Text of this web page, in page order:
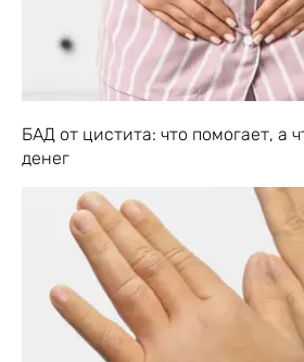
БАД от цистита: что помогает, а
денег